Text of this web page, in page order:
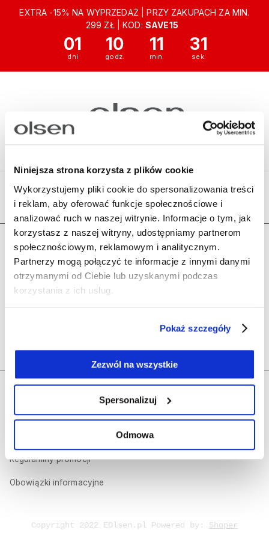
Niniejsza strona korzysta z plików cookie
Wykorzystujemy pliki cookie do spersonalizowania treści
i reklam, aby oferować funkcje społecznościowe i
analizować ruch w naszej witrynie. Informacje o tym, jak
korzystasz z naszej witryny, udostępniamy partnerom
społecznościowym, reklamowym i analitycznym.
Partnerzy mogą połączyć te informacje z innymi danymi
otrzymanymi od Ciebie lub uzyskanymi podczas
korzystania z ich usług.
Pokaż szczegóły
Zezwól na wszystkie
Spersonalizuj
Odmowa
EXTRA -15% NA WYPRZEDAŻ | PRZY ZAKUPACH ZA MIN.
299 ZŁ | KOD: SAVE15
01 10 11 31
Ten produkt jest niedostępny.
Zamówienia
Olsen
Polecane kategorie
Regulamin sklepu internetowego
Polityka prywatności
Regulaminy promocji
Obowiązki informacyjne
Dołącz do nas
Copyright 2022 EOlsen.pl Powered by: Shoper